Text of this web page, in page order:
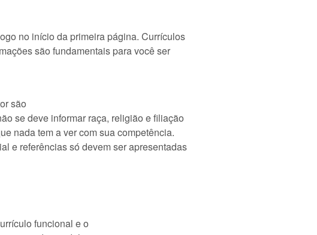
no início da primeira página. Currículos
são fundamentais para você ser
são
se deve informar raça, religião e filiação
nada tem a ver com sua competência.
e referências só devem ser apresentadas
funcional e o